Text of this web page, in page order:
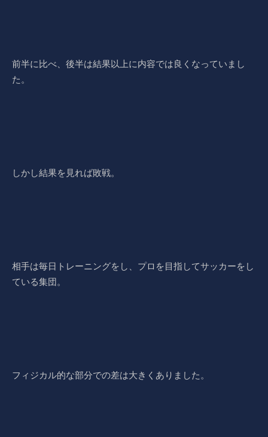
前半に比べ、後半は結果以上に内容では良くなっていまし
た。
しかし結果を見れば敗戦。
相手は毎日トレーニングをし、プロを目指してサッカーをし
ている集団。
フィジカル的な部分での差は大きくありました。